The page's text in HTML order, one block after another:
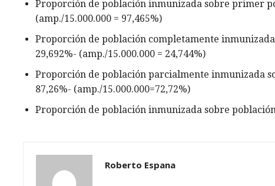
Proporción de población inmunizada sobre primer
(amp./15.000.000 = 97,465%)
Proporción de población completamente
29,692%- (amp./15.000.000 = 24,744%)
Proporción de población parcialmente inmunizada
87,26%- (amp./15.000.000=72,72%)
Proporción de población inmunizada sobre
Roberto Espana